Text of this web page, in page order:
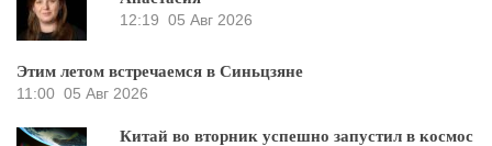
12:19 05 Авг 2026
Этим летом встречаемся в Синьцзяне
11:00 05 Авг 2026
Китай во вторник успешно запустил в космос